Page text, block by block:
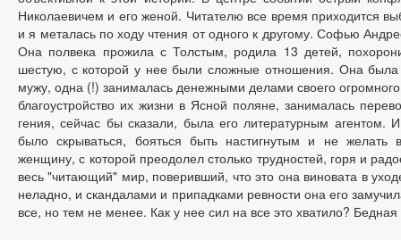
Николаевичем и его женой. Читателю все время приходится
и я металась по ходу чтения от одного к другому. Софью
Она полвека прожила с Толстым, родила 13 детей,
шестую, с которой у нее были сложные отношения. Она
мужу, одна (!) занималась денежными делами своего
благоустройство их жизни в Ясной поляне, занималась
гения, сейчас бы сказали, была его литературным агентом.
было скрываться, бояться быть настигнутым и не желать
женщину, с которой преодолел столько трудностей, горя и
весь "читающий" мир, поверивший, что это она виновата в
неладно, и скандалами и припадками ревности она его
все, но тем не менее. Как у нее сил на все это хватило?